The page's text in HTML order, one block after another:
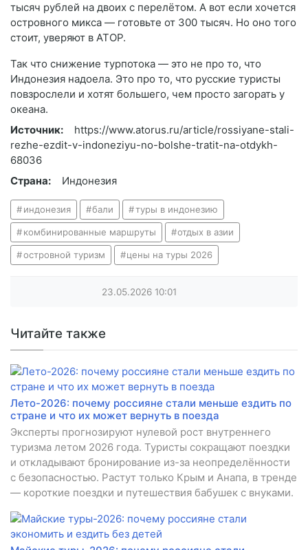
тысяч рублей на двоих с перелётом. А вот если хочется
островного микса — готовьте от 300 тысяч. Но оно того
стоит, уверяют в АТОР.
Так что снижение турпотока — это не про то, что
Индонезия надоела. Это про то, что русские туристы
повзрослели и хотят большего, чем просто загорать у
океана.
Источник:
https://www.atorus.ru/article/rossiyane-stali-
rezhe-ezdit-v-indoneziyu-no-bolshe-tratit-na-otdykh-
68036
Страна:
Индонезия
индонезия бали туры в индонезию
комбинированные маршруты отдых в азии
островной туризм цены на туры 2026
23.05.2026 10:01
Читайте также
Лето-2026: почему россияне стали меньше ездить по
стране и что их может вернуть в поезда
Эксперты прогнозируют нулевой рост внутреннего
туризма летом 2026 года. Туристы сокращают поездки
и откладывают бронирование из-за неопределённости
с безопасностью. Растут только Крым и Анапа, в тренде
— короткие поездки и путешествия бабушек с внуками.